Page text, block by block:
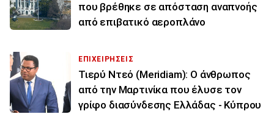
που βρέθηκε σε απόσταση αναπνοής
από επιβατικό αεροπλάνο
ΕΠΙΧΕΙΡΗΣΕΙΣ
Τιερύ Ντεό (Meridiam): Ο άνθρωπος
από την Μαρτινίκα που έλυσε τον
γρίφο διασύνδεσης Ελλάδας - Κύπρου